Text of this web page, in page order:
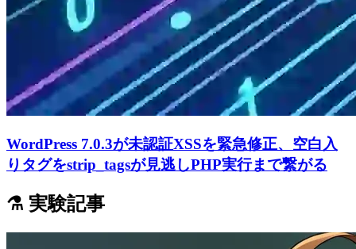
WordPress 7.0.3が未認証XSSを緊急修正、空白入
りタグをstrip_tagsが見逃しPHP実行まで繋がる
⚗️ 実験記事